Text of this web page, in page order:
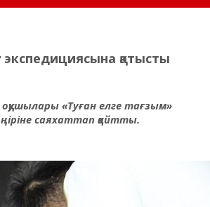
экспедициясына қатысты
«Туған елге тағзым»
саяхаттап қайтты.